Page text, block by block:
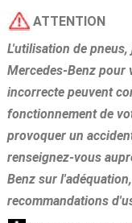
ATTENTION
L'utilisation de
Mercedes-Benz pour
incorrecte peuvent
fonctionnement de
provoquer un
renseignez-vous
Benz sur
recommandations